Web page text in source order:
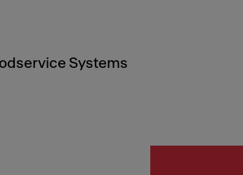
Systems